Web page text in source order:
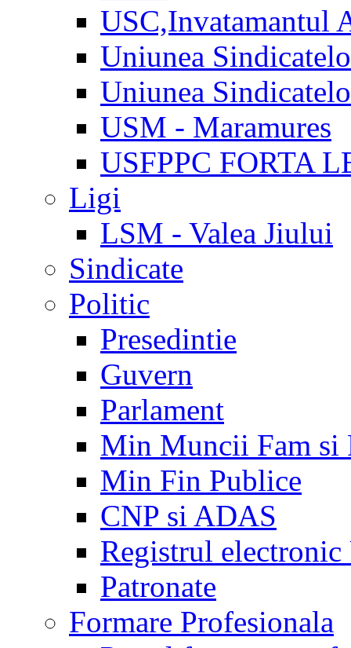
USC,Invatamantul
Uniunea
Uniunea
USM - Maramures
USFPPC FORTA
Ligi
LSM - Valea Jiului
Sindicate
Politic
Presedintie
Guvern
Parlament
Min Muncii Fam si
Min Fin Publice
CNP si ADAS
Registrul electronic
Patronate
Formare Profesionala